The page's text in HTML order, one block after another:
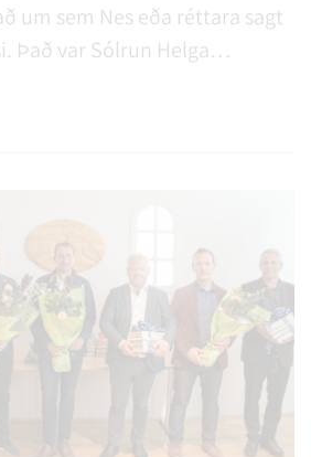
um sem Nes eða réttara sagt
Það var Sólrun Helga
sem formlega opnaði
Rangárþings ytra að
nýtast íbúum sem og gestum